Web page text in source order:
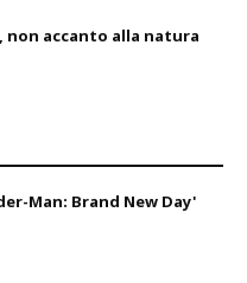
non accanto alla natura
Man: Brand New Day'